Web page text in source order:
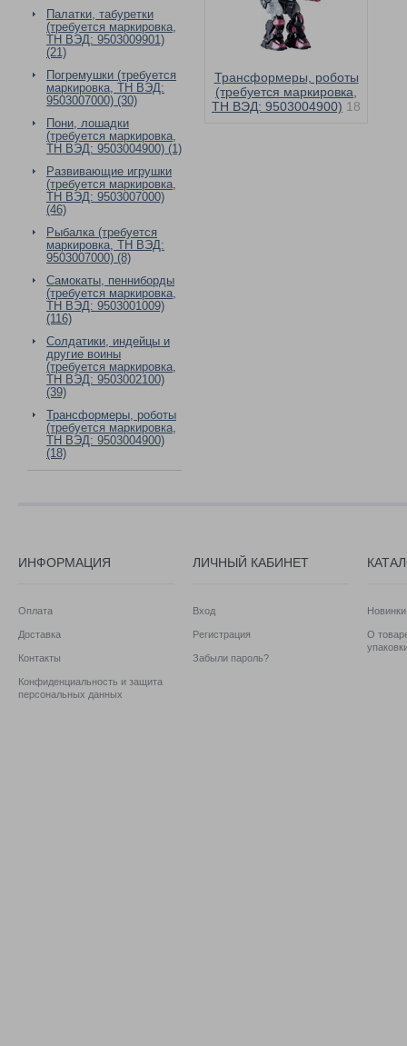
Палатки, табуретки
(требуется маркировка,
ТН ВЭД: 9503009901)
(21)
Погремушки (требуется
маркировка, ТН ВЭД:
9503007000) (30)
Пони, лошадки
(требуется маркировка,
ТН ВЭД: 9503004900) (1)
Развивающие игрушки
(требуется маркировка,
ТН ВЭД: 9503007000)
(46)
Рыбалка (требуется
маркировка, ТН ВЭД:
9503007000) (8)
Самокаты, пенниборды
(требуется маркировка,
ТН ВЭД: 9503001009)
(116)
Солдатики, индейцы и
другие воины
(требуется маркировка,
ТН ВЭД: 9503002100)
(39)
Трансформеры, роботы
(требуется маркировка,
ТН ВЭД: 9503004900)
(18)
Трансформеры, роботы
(требуется маркировка,
ТН ВЭД: 9503004900) 18
ИНФОРМАЦИЯ
Оплата
Доставка
Контакты
Конфиденциальность и защита
персональных данных
ЛИЧНЫЙ КАБИНЕТ
Вход
Регистрация
Забыли пароль?
Новинки
О